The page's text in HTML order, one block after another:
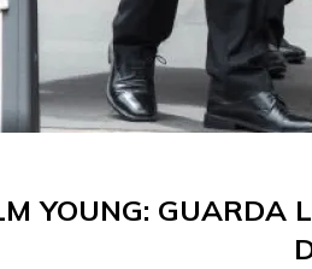
YOUNG: GUARDA